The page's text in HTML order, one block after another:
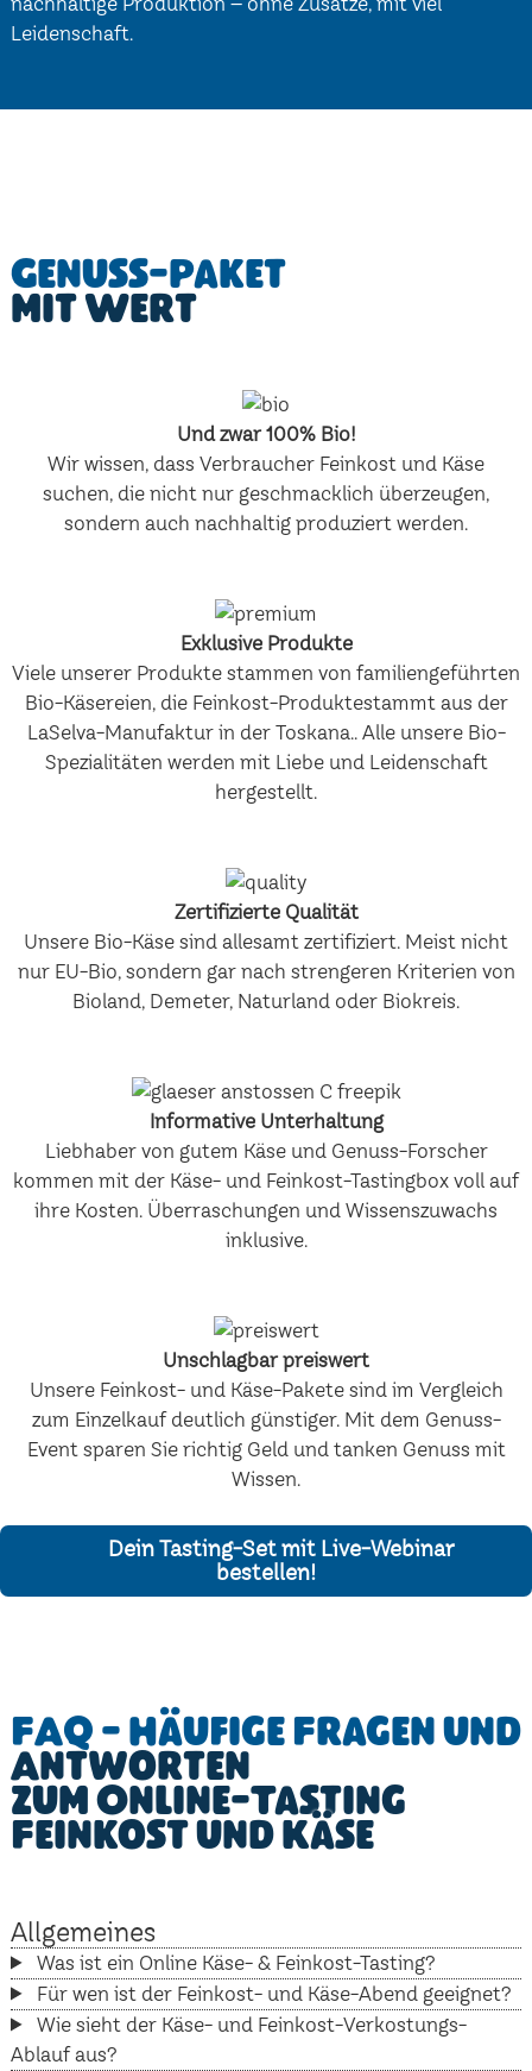
Leidenschaft.
Genuss-Paket
mit Wert
Und zwar 100% Bio!
Wir wissen, dass Verbraucher Feinkost und Käse
suchen, die nicht nur geschmacklich überzeugen,
sondern auch nachhaltig produziert werden.
Exklusive Produkte
Viele unserer Produkte stammen von familiengeführten
Bio-Käsereien, die Feinkost-Produktestammt aus der
LaSelva-Manufaktur in der Toskana.. Alle unsere Bio-
Spezialitäten werden mit Liebe und Leidenschaft
hergestellt.
Zertifizierte Qualität
Unsere Bio-Käse sind allesamt zertifiziert. Meist nicht
nur EU-Bio, sondern gar nach strengeren Kriterien von
Bioland, Demeter, Naturland oder Biokreis.
Informative Unterhaltung
Liebhaber von gutem Käse und Genuss-Forscher
kommen mit der Käse- und Feinkost-Tastingbox voll auf
ihre Kosten. Überraschungen und Wissenszuwachs
inklusive.
Unschlagbar preiswert
Unsere Feinkost- und Käse-Pakete sind im Vergleich
zum Einzelkauf deutlich günstiger. Mit dem Genuss-
Event sparen Sie richtig Geld und tanken Genuss mit
Wissen.
Dein Tasting-Set mit Live-Webinar
bestellen!
FAQ - Häufige Fragen und
Antworten
zum Online-Tasting
Feinkost und Käse
Allgemeines
Was ist ein Online Käse- & Feinkost-Tasting?
Für wen ist der Feinkost- und Käse-Abend geeignet?
Wie sieht der Käse- und Feinkost-Verkostungs-
Ablauf aus?